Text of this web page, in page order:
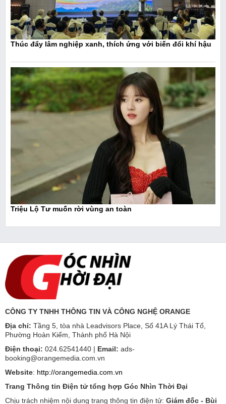
Thúc đẩy lâm nghiệp xanh, thích ứng với biến đổi khí hậu
Triệu Lộ Tư muốn rời vùng an toàn
CÔNG TY TNHH THÔNG TIN VÀ CÔNG NGHỆ ORANGE
Địa chỉ: Tầng 5, tòa nhà Leadvisors Place, Số 41A Lý Thái Tổ,
Phường Hoàn Kiếm, Thành phố Hà Nội
Điện thoại: 024.62541440 | Email: ads-
booking@orangemedia.com.vn
Website: http://orangemedia.com.vn
Trang Thông tin Điện tử tổng hợp Góc Nhìn Thời Đại
Chịu trách nhiệm nội dung trang thông tin điện tử: Giám đốc - Bùi